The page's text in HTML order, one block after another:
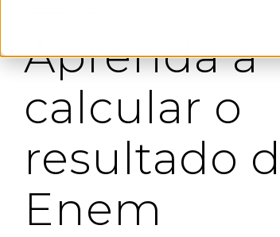
Aprenda a
calcular o
resultado
Enem